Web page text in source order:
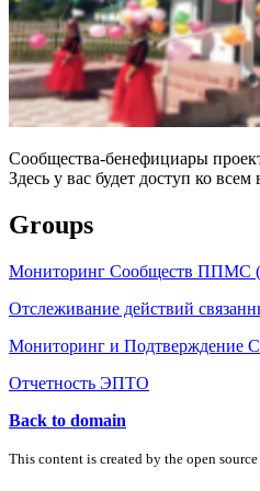
Сообщества-бенефициары
Здесь у вас будет доступ ко
Groups
Мониторинг Сообществ ППМС
Отслеживание действий
Мониторинг и Подтверждение
Отчетность ЭПТО
Back to domain
This content is created by the open